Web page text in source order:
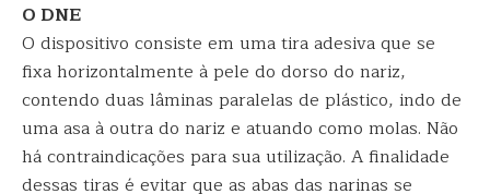
O DNE
O dispositivo consiste em uma tira adesiva que se
fixa horizontalmente à pele do dorso do nariz,
contendo duas lâminas paralelas de plástico, indo de
uma asa à outra do nariz e atuando como molas. Não
há contraindicações para sua utilização. A finalidade
dessas tiras é evitar que as abas das narinas se